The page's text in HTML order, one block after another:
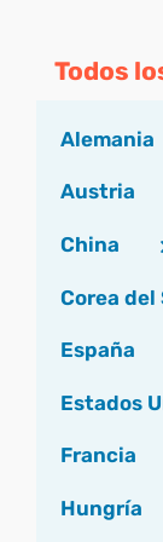
Todos
Alemania
Austria
China
Corea del
España
Estados
Francia
Hungría